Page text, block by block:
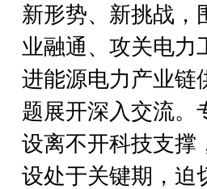
新形势、新挑战，
业融通、攻关电力
进能源电力产业链
题展开深入交流。
设离不开科技支撑
设处于关键期，迫